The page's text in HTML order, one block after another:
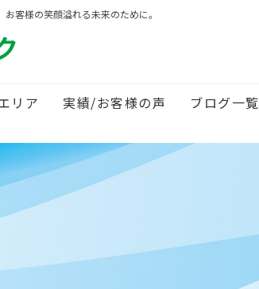
客様の笑顔溢れる未来のために。
リア 実績/お客様の声 ブログ一覧